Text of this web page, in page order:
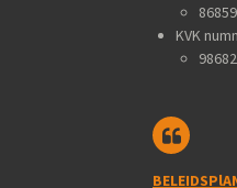
KVK